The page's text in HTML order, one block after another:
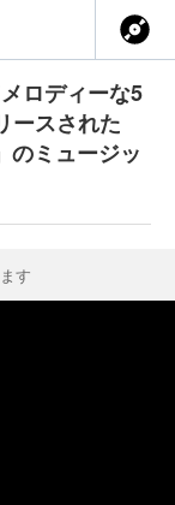
ロディーな5
ースされた
のミュージッ
す